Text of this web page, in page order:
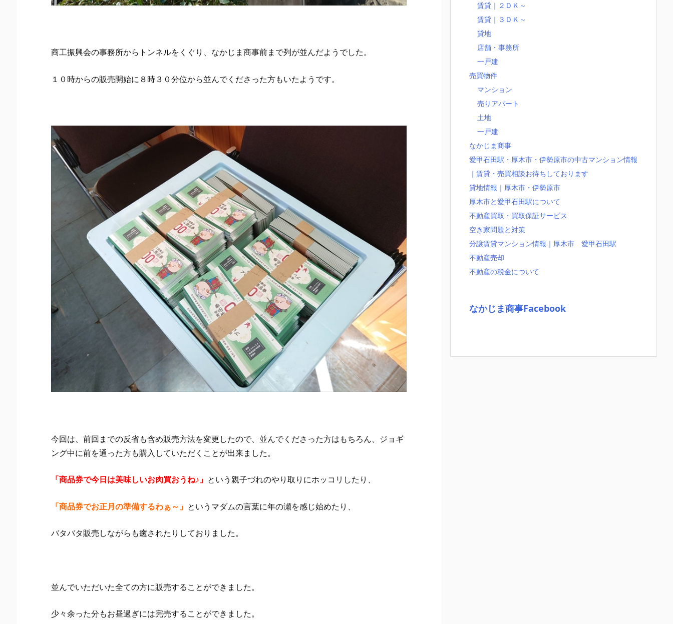
商工振興会の事務所からトンネルをくぐり、なかじま商事前まで列が並んだようでした。
１０時からの販売開始に８時３０分位から並んでくださった方もいたようです。
今回は、前回までの反省も含め販売方法を変更したので、並んでくださった方はもちろん、ジョギ
ング中に前を通った方も購入していただくことが出来ました。
「商品券で今日は美味しいお肉買おうね♪」 という親子づれのやり取りにホッコリしたり、
「商品券でお正月の準備するわぁ～」 というマダムの言葉に年の瀬を感じ始めたり、
バタバタ販売しながらも癒されたりしておりました。
並んでいただいた全ての方に販売することができました。
少々余った分もお昼過ぎには完売することができました。
賃貸｜２ＤＫ～
賃貸｜３ＤＫ～
貸地
店舗・事務所
一戸建
売買物件
マンション
売りアパート
土地
一戸建
なかじま商事
愛甲石田駅・厚木市・伊勢原市の中古マンション情報
｜賃貸・売買相談お待ちしております
貸地情報｜厚木市・伊勢原市
厚木市と愛甲石田駅について
不動産買取・買取保証サービス
空き家問題と対策
分譲賃貸マンション情報｜厚木市 愛甲石田駅
不動産売却
不動産の税金について
なかじま商事Facebook